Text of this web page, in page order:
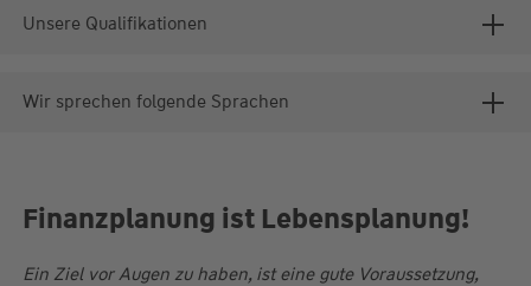
Unsere Qualifikationen
Wir sprechen folgende Sprachen
Finanzplanung ist Lebensplanung!
Ein Ziel vor Augen zu haben, ist eine gute Voraussetzung,